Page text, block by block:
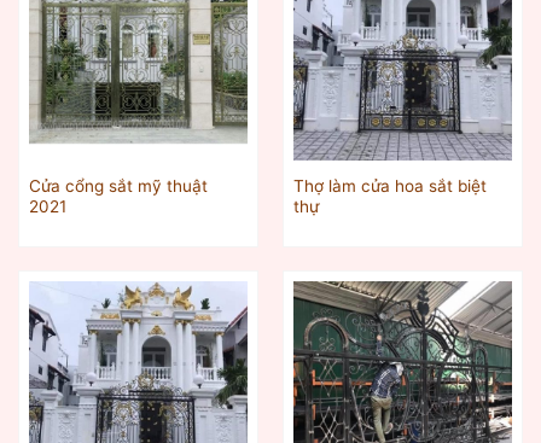
Cửa cổng sắt mỹ thuật
2021
Thợ làm cửa hoa sắt biệt
thự